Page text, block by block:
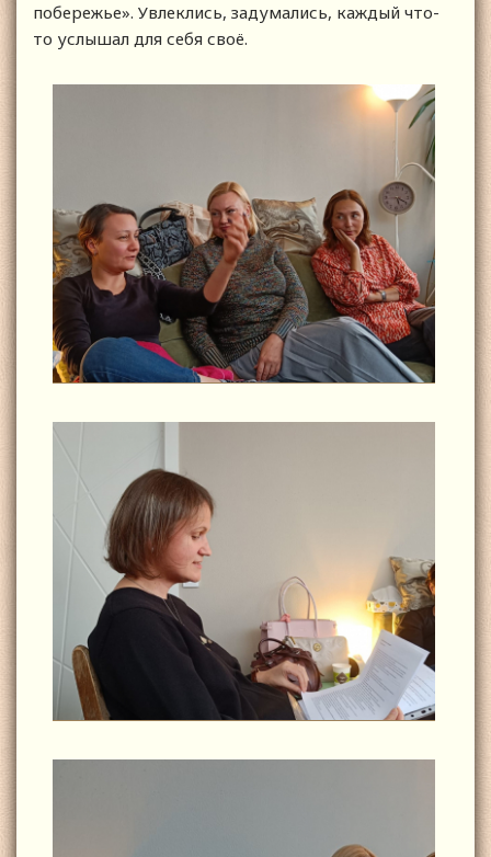
побережье». Увлеклись, задумались, каждый что-
то услышал для себя своё.